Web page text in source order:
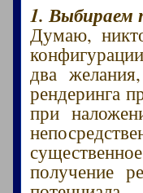
1. Выбираем
Думаю,
два
рендеринга
при
получение